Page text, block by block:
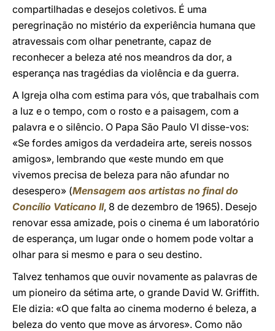
compartilhadas e desejos coletivos. É uma
peregrinação no mistério da experiência humana que
atravessais com olhar penetrante, capaz de
reconhecer a beleza até nos meandros da dor, a
esperança nas tragédias da violência e da guerra.
A Igreja olha com estima para vós, que trabalhais com
a luz e o tempo, com o rosto e a paisagem, com a
palavra e o silêncio. O Papa São Paulo VI disse-vos:
«Se fordes amigos da verdadeira arte, sereis nossos
amigos», lembrando que «este mundo em que
vivemos precisa de beleza para não afundar no
desespero» (Mensagem aos artistas no final do
Concílio Vaticano II, 8 de dezembro de 1965). Desejo
renovar essa amizade, pois o cinema é um laboratório
de esperança, um lugar onde o homem pode voltar a
olhar para si mesmo e para o seu destino.
Talvez tenhamos que ouvir novamente as palavras de
um pioneiro da sétima arte, o grande David W. Griffith.
Ele dizia: «O que falta ao cinema moderno é beleza, a
beleza do vento que move as árvores». Como não